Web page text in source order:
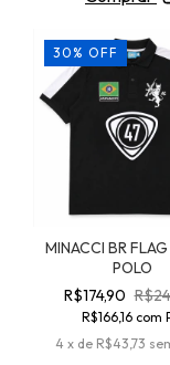
30 % OFF
MINACCI BR
POLO
R$174,90
R$166,16 com
4 x de R$43,73